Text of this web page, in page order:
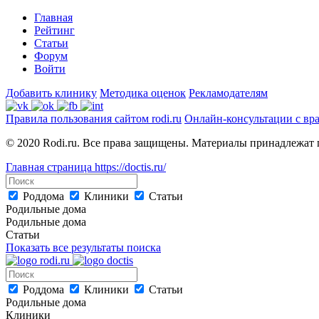
Главная
Рейтинг
Статьи
Форум
Войти
Добавить клинику Методика оценок Рекламодателям
Правила пользования сайтом rodi.ru Онлайн-консультации с
© 2020 Rodi.ru. Все права защищены. Материалы принадлежат
Главная страница https://doctis.ru/
Роддома Клиники
Статьи
Родильные дома
Родильные дома
Статьи
Показать все результаты поиска
Роддома Клиники
Статьи
Родильные дома
Клиники